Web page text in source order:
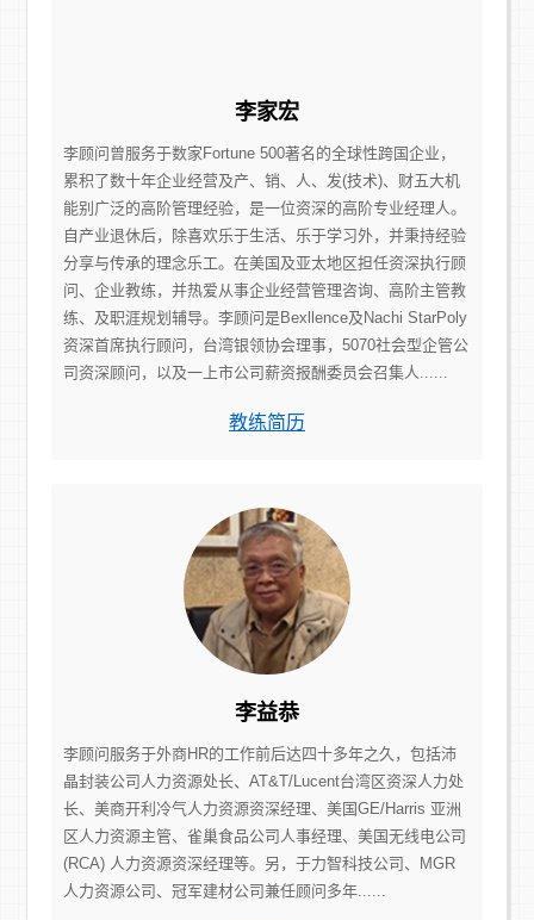
李家宏
李顾问曾服务于数家Fortune 500著名的全球性跨国企业，
累积了数十年企业经营及产、销、人、发(技术)、财五大机
能别广泛的高阶管理经验，是一位资深的高阶专业经理人。
自产业退休后，除喜欢乐于生活、乐于学习外，并秉持经验
分享与传承的理念乐工。在美国及亚太地区担任资深执行顾
问、企业教练，并热爱从事企业经营管理咨询、高阶主管教
练、及职涯规划辅导。李顾问是Bexllence及Nachi StarPoly
资深首席执行顾问，台湾银领协会理事，5070社会型企管公
司资深顾问，以及一上市公司薪资报酬委员会召集人......
教练简历
李益恭
李顾问服务于外商HR的工作前后达四十多年之久，包括沛
晶封装公司人力资源处长、AT&T/Lucent台湾区资深人力处
长、美商开利冷气人力资源资深经理、美国GE/Harris 亚洲
区人力资源主管、雀巢食品公司人事经理、美国无线电公司
(RCA) 人力资源资深经理等。另，于力智科技公司、MGR
人力资源公司、冠军建材公司兼任顾问多年......